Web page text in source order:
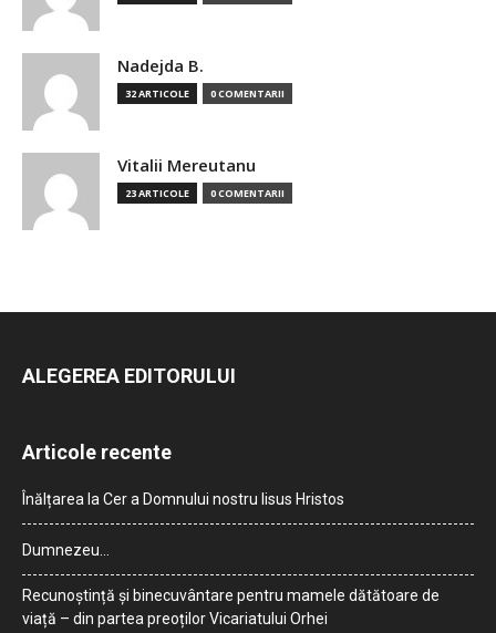
Nadejda B.
32 ARTICOLE 0 COMENTARII
Vitalii Mereutanu
23 ARTICOLE 0 COMENTARII
ALEGEREA EDITORULUI
Articole recente
Înălțarea la Cer a Domnului nostru Iisus Hristos
Dumnezeu…
Recunoștință și binecuvântare pentru mamele dătătoare de
viață – din partea preoților Vicariatului Orhei